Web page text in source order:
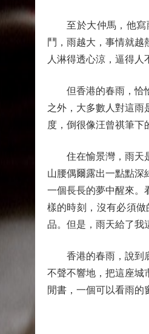
至於大仲馬，他寫
鬥，雨越大，事情就
人淋得透心涼，逼得人
但香港的春雨，恰恰
之外，大多數人對這雨
度，倒很像汪曾祺筆下
住在愉景灣，雨天是
山腰偶爾露出一點點深
一個長長的夢中醒來。
樣的時刻，沒有必須
品。但是，雨天給了我
香港的春雨，說到底
不聲不響地，把這座城
閒書，一個可以看雨的